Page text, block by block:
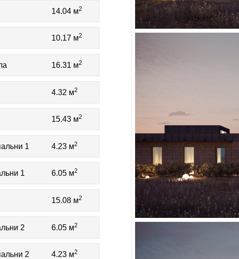
14.04 м2
10.17 м2
16.31 м2
4.32 м2
15.43 м2
1 4.23 м2
1 6.05 м2
15.08 м2
2 6.05 м2
2 4.23 м2